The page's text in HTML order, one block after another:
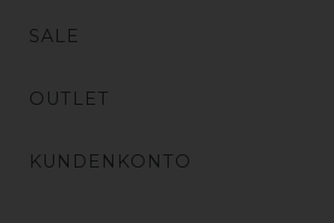
SALE
OUTLET
KUNDENKONTO